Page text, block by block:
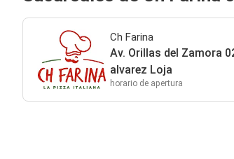
Ch Farina
Av. Orillas del Zamora
alvarez Loja
horario de apertura